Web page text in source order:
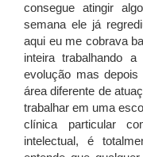
consegue atingir
semana ele já
aqui eu me cobrava
inteira trabalhando
evolução mas
área diferente de
trabalhar em uma
clínica particular
intelectual, é